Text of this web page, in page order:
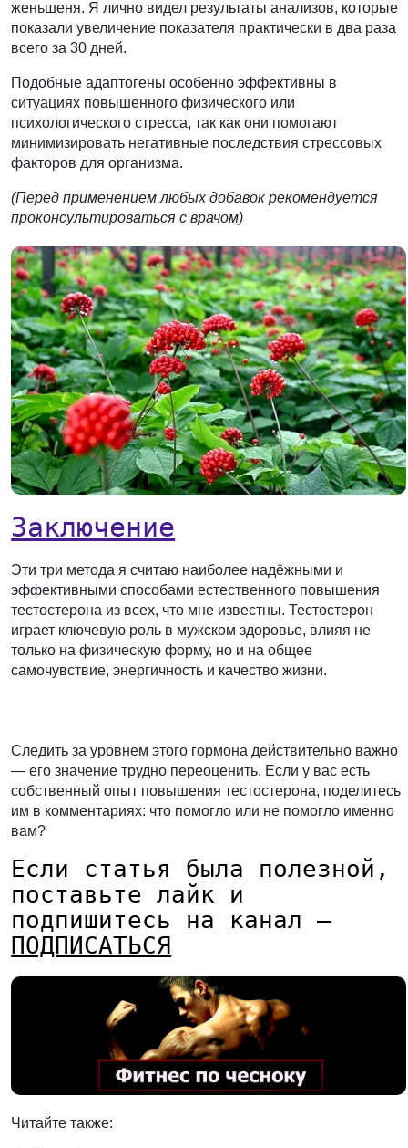
женьшеня. Я лично видел результаты анализов, которые
показали увеличение показателя практически в два раза
всего за 30 дней.
Подобные адаптогены особенно эффективны в
ситуациях повышенного физического или
психологического стресса, так как они помогают
минимизировать негативные последствия стрессовых
факторов для организма.
(Перед применением любых добавок рекомендуется
проконсультироваться с врачом)
Заключение
Эти три метода я считаю наиболее надёжными и
эффективными способами естественного повышения
тестостерона из всех, что мне известны. Тестостерон
играет ключевую роль в мужском здоровье, влияя не
только на физическую форму, но и на общее
самочувствие, энергичность и качество жизни.
Следить за уровнем этого гормона действительно важно
— его значение трудно переоценить. Если у вас есть
собственный опыт повышения тестостерона, поделитесь
им в комментариях: что помогло или не помогло именно
вам?
Если статья была полезной,
поставьте лайк и
подпишитесь на канал —
ПОДПИСАТЬСЯ
Читайте также: